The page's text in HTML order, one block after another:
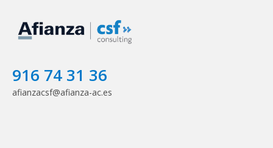
916 74 31 36
afianzacsf@afianza-ac.es